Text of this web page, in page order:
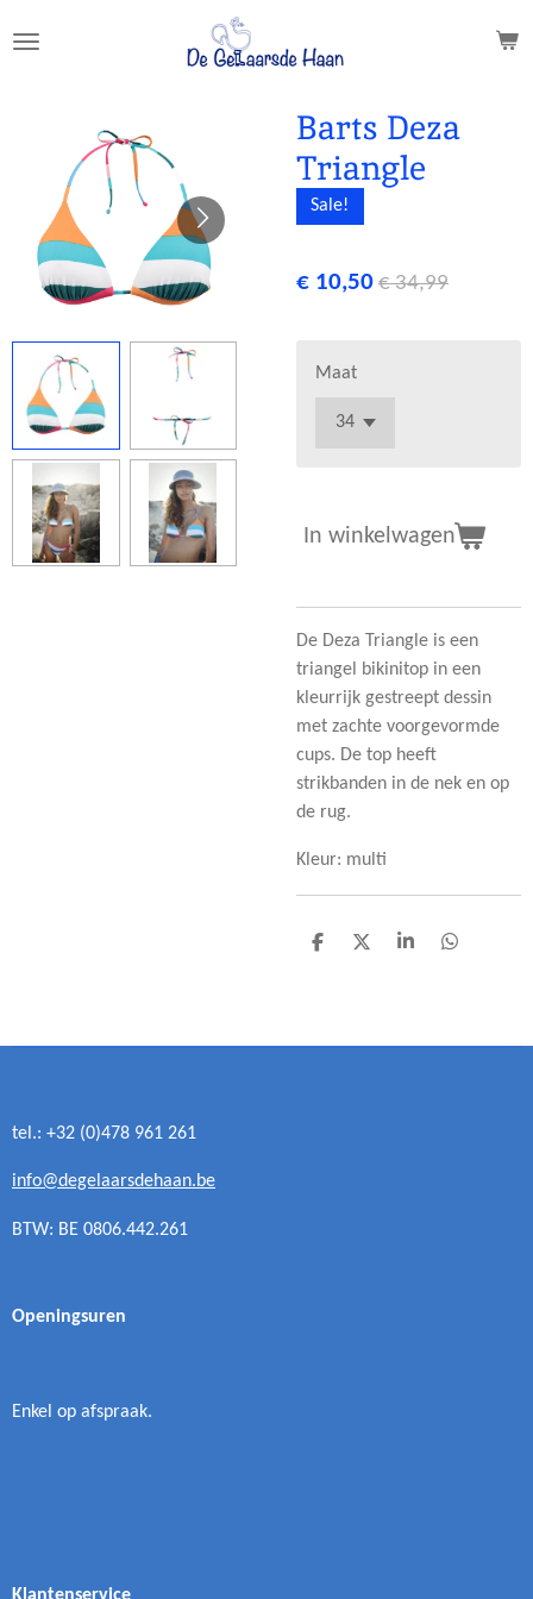
direct
hoofdinhoud
Barts Deza
Triangle
Sale!
€ 10,50 € 34,99
Maat
In winkelwagen
De Deza Triangle is een
triangel bikinitop in een
kleurrijk gestreept dessin
met zachte voorgevormde
cups. De top heeft
strikbanden in de nek en op
de rug.
Kleur: multi
D
D
S
D
tel.: +32 (0)478 961 261
info@degelaarsdehaan.be
BTW: BE 0806.442.261
Openingsuren
Enkel op afspraak.